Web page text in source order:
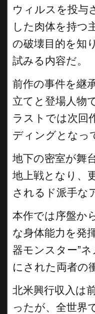
ウィルスを投与
した肉体を持つ
の破壊目的を知
試みる内容だ。
前作の事件を継
立てと登場人物
ラストでは次回
ディングとなっ
地下の密室が舞
地上戦となり、
されるド派手な
本作では序盤か
な身体能力を発
器モンスター”
にされた両者の
北米興行収入は
ったが、全世界